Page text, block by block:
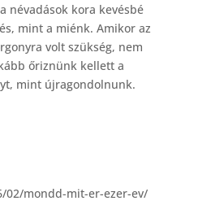
névadások kora kevésbé
mint a miénk. Amikor az
volt szükség, nem
őriznünk kellett a
mint újragondolnunk.
02/mondd-mit-er-ezer-ev/